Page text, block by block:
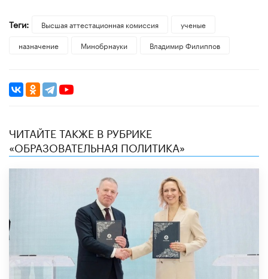
Теги: Высшая аттестационная комиссия
ученые
назначение
Минобрнауки Владимир Филиппов
ЧИТАЙТЕ ТАКЖЕ В РУБРИКЕ
«ОБРАЗОВАТЕЛЬНАЯ ПОЛИТИКА»